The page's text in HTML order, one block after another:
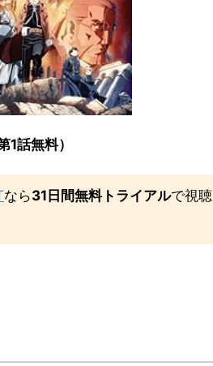
1話無料）
なら31日間無料トライアルで視聴